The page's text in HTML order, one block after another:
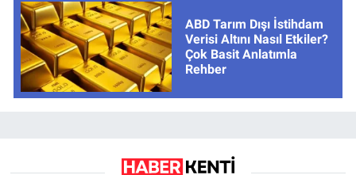
ABD Tarım Dışı İstihdam
Verisi Altını Nasıl Etkiler?
Çok Basit Anlatımla
Rehber